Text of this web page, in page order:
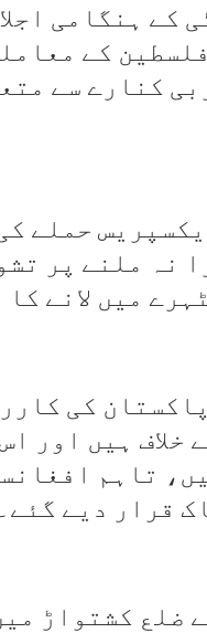
کے ہنگامی
کے
کنارے سے
نہ ملنے پر
میں لانے
کی
خلاف ہیں اور
تاہم
قرار دیے گئے۔
ضلع کشتواڑ